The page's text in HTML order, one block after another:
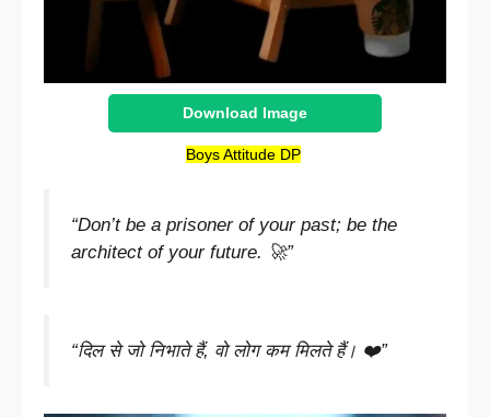
Download Image
Boys Attitude DP
“Don’t be a prisoner of your past; be the
architect of your future. 🚀”
“दिल से जो निभाते हैं, वो लोग कम मिलते हैं। ❤️”